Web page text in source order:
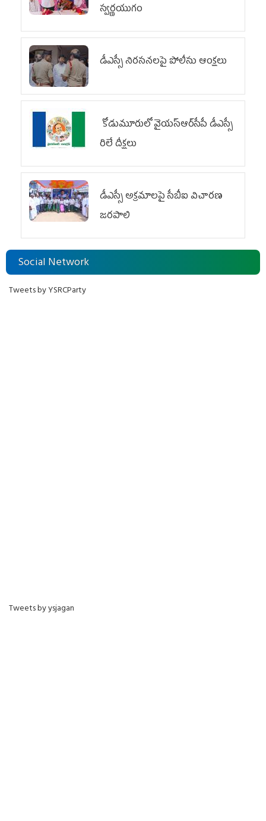
స్వర్ణయుగం
డీఎస్సీ నిరసనలపై పోలీసు ఆంక్షలు
కోడుమూరులో వైయ‌స్ఆర్‌సీపీ డీఎస్సీ
రిలే దీక్షలు
డీఎస్సీ అక్రమాలపై సీబీఐ విచారణ
జరపాలి
Social Network
Tweets by YSRCParty
Tweets by ysjagan